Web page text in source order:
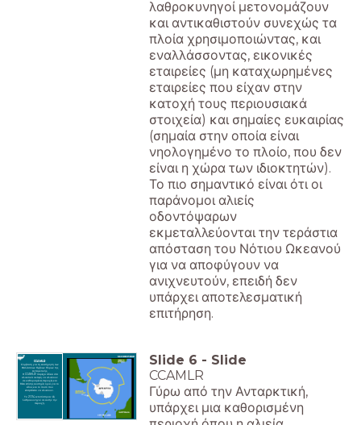
λαθροκυνηγοί μετονομάζουν
και αντικαθιστούν συνεχώς τα
πλοία χρησιμοποιώντας, και
εναλλάσσοντας, εικονικές
εταιρείες (μη καταχωρημένες
εταιρείες που είχαν στην
κατοχή τους περιουσιακά
στοιχεία) και σημαίες ευκαιρίας
(σημαία στην οποία είναι
νηολογημένο το πλοίο, που δεν
είναι η χώρα των ιδιοκτητών).
Το πιο σημαντικό είναι ότι οι
παράνομοι αλιείς
οδοντόψαρων
εκμεταλλεύονται την τεράστια
απόσταση του Νότιου Ωκεανού
για να αποφύγουν να
ανιχνευτούν, επειδή δεν
υπάρχει αποτελεσματική
επιτήρηση.
CCAMLR
Σύμβαση για τη Διατήρηση των
Θαλάσσιων Έμβιων Πόρων της
Ανταρκτικής.
Η CCAMLR παρέχει άδεια στα
αλιευτικά σκάφη να αλιεύουν
σε καθορισμένες περιοχές και
θέτει επίσης αυστηρά όρια για το
είδος και το ποσό που
επιτρέπεται να αλιεύουν.
Το 2014 εντοπίστηκαν έξι
λαθροκυνηγοί σε αυτήν την
περιοχή.
Slide 6 - Slide
CCAMLR
Γύρω από την Ανταρκτική,
υπάρχει μια καθορισμένη